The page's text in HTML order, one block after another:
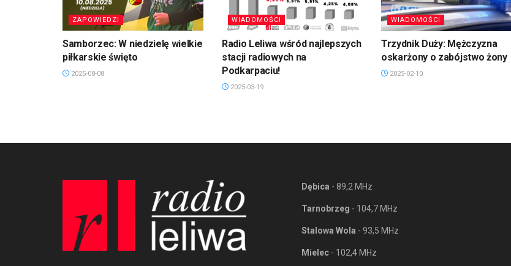
ZAPOWIEDZI
Samborzec: W niedzielę wielkie
piłkarskie święto
2025-08-08
WIADOMOŚCI
Radio Leliwa wśród najlepszych
stacji radiowych na
Podkarpaciu!
2025-03-19
WIADOMOŚCI
Trzydnik Duży: Mężczyzna
oskarżony o zabójstwo żony
2025-02-10
Dębica - 89,2 MHz
Tarnobrzeg - 104,7 MHz
Stalowa Wola - 93,5 MHz
Mielec - 102,4 MHz